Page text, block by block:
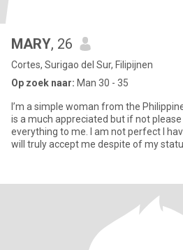
MARY, 26
Cortes, Surigao del Sur, Filipijnen
Op zoek naar: Man 30 - 35
I’m a simple woman from the
is a much appreciated but if not please don’t
everything to me. I am not perfect I have my flaws too. If someone
will truly accept me despite of my